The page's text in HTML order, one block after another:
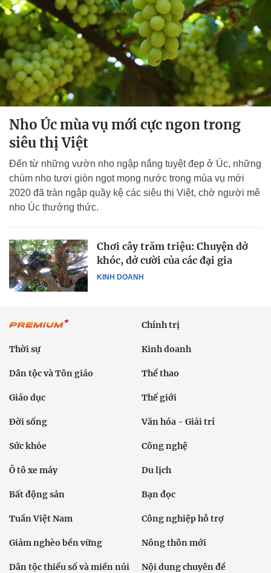
Nho Úc mùa vụ mới cực ngon trong
siêu thị Việt
Đến từ những vườn nho ngập nắng tuyệt đẹp ở Úc, những
chùm nho tươi giòn ngọt mọng nước trong mùa vụ mới
2020 đã tràn ngập quầy kệ các siêu thị Việt, chờ người mê
nho Úc thưởng thức.
KINH DOANH
Chơi cây trăm triệu: Chuyện dở
khóc, dở cười của các đại gia
Chính trị
Thời sự Kinh doanh
Dân tộc và Tôn giáo Thể thao
Giáo dục Thế giới
Đời sống Văn hóa - Giải trí
Sức khỏe Công nghệ
Ô tô xe máy Du lịch
Bất động sản Bạn đọc
Tuần Việt Nam Công nghiệp hỗ trợ
Giảm nghèo bền vững Nông thôn mới
Dân tộc thiểu số và miền núi Nội dung chuyên đề